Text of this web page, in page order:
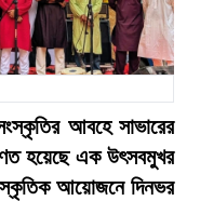
আবহে সাভারের
হয়েছে এক উৎসবমুখর
আয়োজনে দিনভর